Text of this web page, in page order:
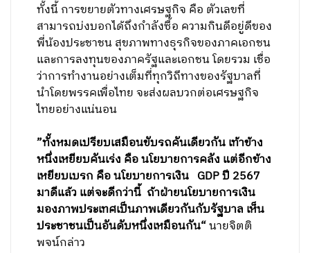
ทั้งนี้ การขยายตัวทางเศรษฐกิจ คือ ตัวเลขที่
สามารถบ่งบอกได้ถึงกำลังซื้อ ความกินดีอยู่ดีของ
พี่น้องประชาชน สุขภาพทางธุรกิจของภาคเอกชน
และการลงทุนของภาครัฐและเอกชน โดยรวม เชื่อ
ว่าการทำงานอย่างเต็มที่ทุกวิถีทางของรัฐบาลที่
นำโดยพรรคเพื่อไทย จะส่งผลบวกต่อเศรษฐกิจ
ไทยอย่างแน่นอน
”ทั้งหมดเปรียบเสมือนขับรถคันเดียวกัน เท้าข้าง
หนึ่งเหยียบคันเร่ง คือ นโยบายการคลัง แต่อีกข้าง
เหยียบเบรก คือ นโยบายการเงิน GDP ปี 2567
มาดีแล้ว แต่จะดีกว่านี้ ถ้าฝ่ายนโยบายการเงิน
มองภาพประเทศเป็นภาพเดียวกันกับรัฐบาล เห็น
ประชาชนเป็นอันดับหนึ่งเหมือนกัน“นายจิตติ
พจน์กล่าว